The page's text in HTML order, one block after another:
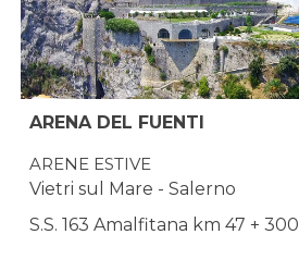
ARENA DEL FUENTI
ARENE ESTIVE
Vietri sul Mare - Salerno
S.S. 163 Amalfitana km 47 + 300